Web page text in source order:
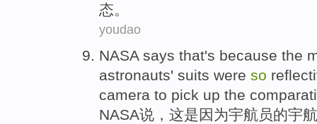
态 。
youdao
NASA says that's because the
astronauts' suits were so
camera to pick up the
NASA说 ， 这是因为宇航员的宇